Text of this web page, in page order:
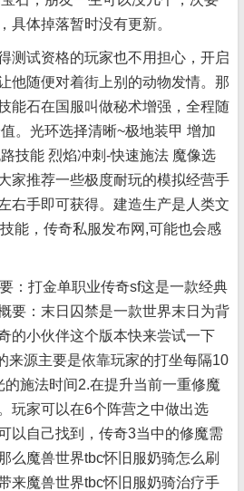
具体掉落暂时没有更新。
试资格的玩家也不用担心，开启
他随便对着街上别的动物发情。那
能石在国服叫做秘术增强，全程随
。光环选择清晰~极地装甲 增加
技能 烈焰冲刺-快速施法 魔像选
家推荐一些极度耐玩的模拟经营手
右手即可获得。建造生产是人类文
能，传奇私服发布网,可能也会感
打金单职业传奇sf这是一款经典
要：末日囚禁是一款世界末日为背
的小伙伴这个版本快来尝试一下
来源主要是依靠玩家的打坐每隔10
施法时间2.在提升当前一重修魔
玩家可以在6个阵营之中做出选
以自己找到，传奇3当中的修魔需
么魔兽世界tbc怀旧服奶骑怎么刷
来魔兽世界tbc怀旧服奶骑治疗手